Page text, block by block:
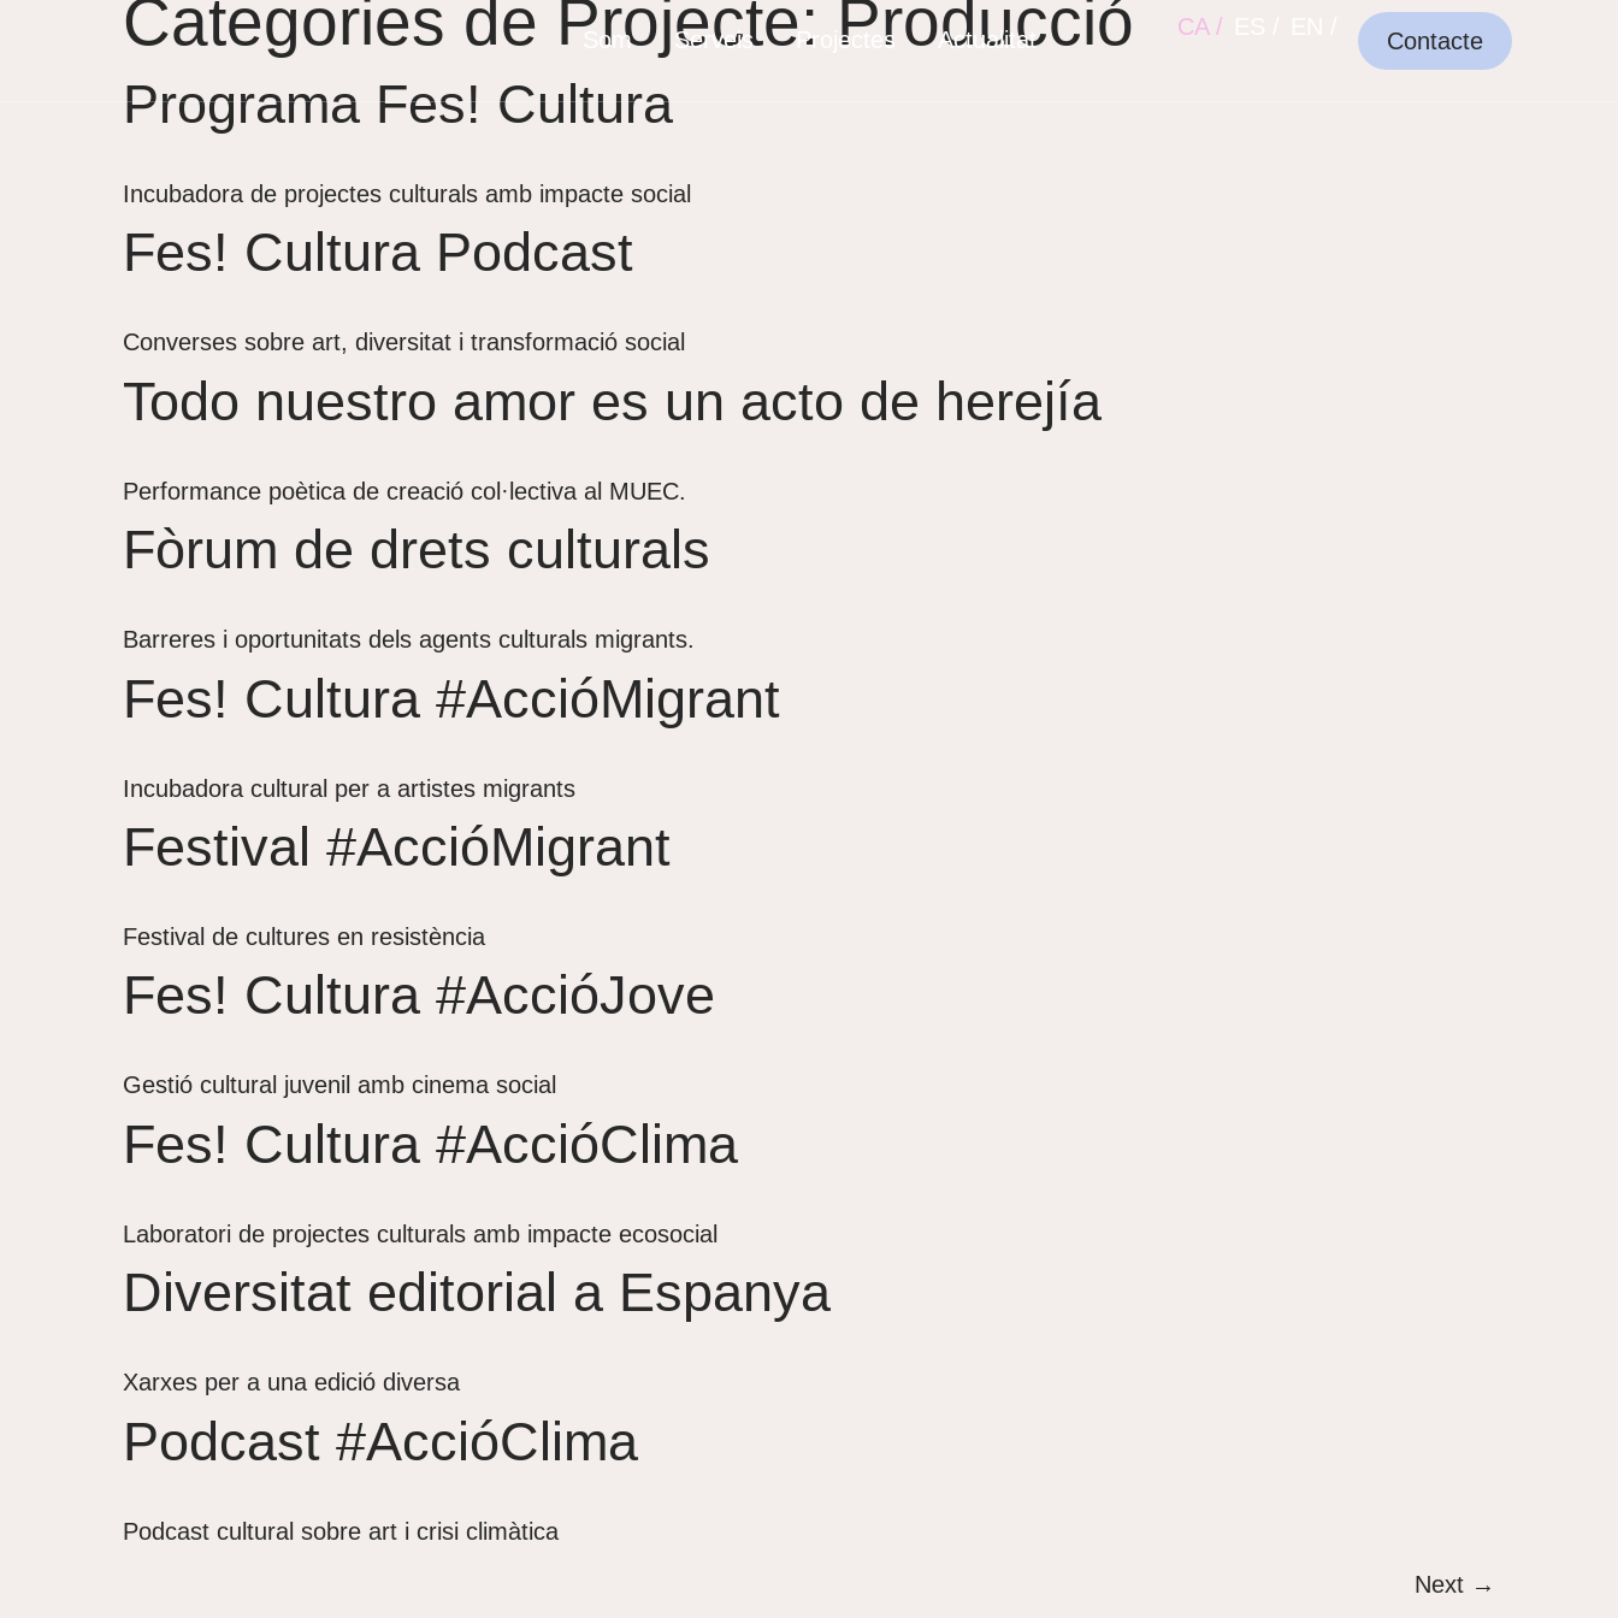
Som Serveis Projectes Actualitat CA /
Contacte
Categories de Projecte: Producció
Programa Fes! Cultura
Incubadora de projectes culturals amb impacte social
Fes! Cultura Podcast
Converses sobre art, diversitat i transformació social
Todo nuestro amor es un acto de herejía
Performance poètica de creació col·lectiva al MUEC.
Fòrum de drets culturals
Barreres i oportunitats dels agents culturals migrants.
Fes! Cultura #AccióMigrant
Incubadora cultural per a artistes migrants
Festival #AccióMigrant
Festival de cultures en resistència
Fes! Cultura #AccióJove
Gestió cultural juvenil amb cinema social
Fes! Cultura #AccióClima
Laboratori de projectes culturals amb impacte ecosocial
Diversitat editorial a Espanya
Xarxes per a una edició diversa
Podcast #AccióClima
Podcast cultural sobre art i crisi climàtica
Next →